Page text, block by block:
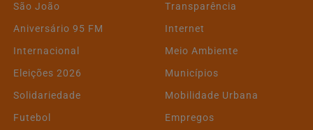
São João
Transparência
Aniversário 95 FM
Internet
Internacional
Meio Ambiente
Eleições 2026
Municípios
Solidariedade
Mobilidade Urbana
Futebol
Empregos